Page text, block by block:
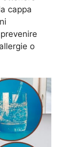
cappa
o